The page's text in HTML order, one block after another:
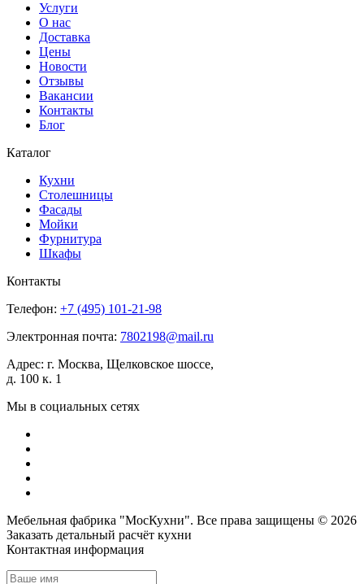
Услуги
О нас
Доставка
Цены
Новости
Отзывы
Вакансии
Контакты
Блог
Каталог
Кухни
Столешницы
Фасады
Мойки
Фурнитура
Шкафы
Контакты
Телефон: +7 (495) 101-21-98
Электронная почта: 7802198@mail.ru
Адрес: г. Москва, Щелковское шоссе,
д. 100 к. 1
Мы в социальных сетях
Мебельная фабрика "МосКухни". Все права защищены © 2026
Заказать детальный расчёт кухни
Контактная информация